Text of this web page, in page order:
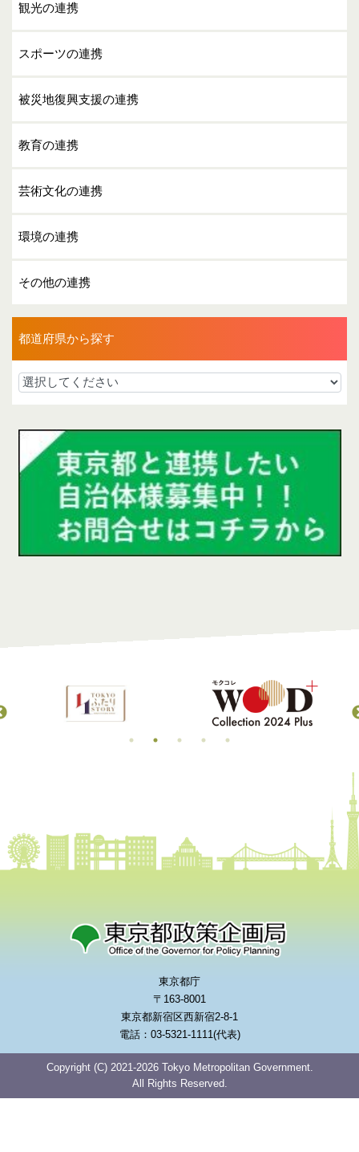
観光の連携
スポーツの連携
被災地復興支援の連携
教育の連携
芸術文化の連携
環境の連携
その他の連携
都道府県から探す
東京都庁
〒163-8001
東京都新宿区西新宿2-8-1
電話：03-5321-1111(代表)
Copyright (C) 2021-2026 Tokyo Metropolitan Government.
All Rights Reserved.